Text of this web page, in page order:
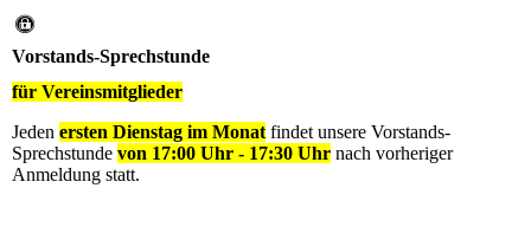
Vorstands-Sprechstunde
für Vereinsmitglieder
Jeden ersten Dienstag im Monat findet unsere Vorstands-
Sprechstunde von 17:00 Uhr - 17:30 Uhr nach vorheriger
Anmeldung statt.